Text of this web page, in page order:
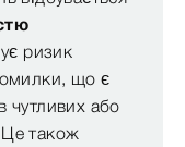
ризик
що є
чутливих або
також